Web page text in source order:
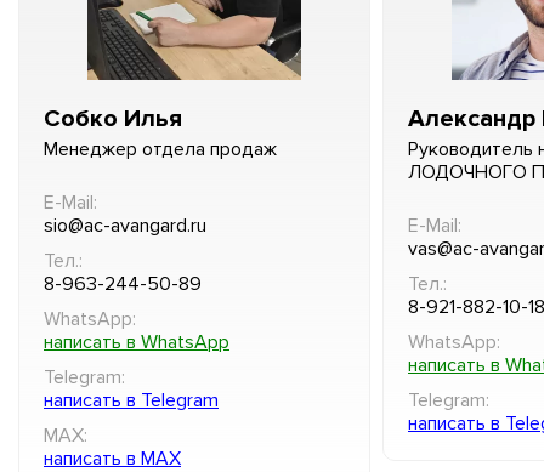
Собко Илья
Менеджер отдела продаж
E-Mail:
sio@ac-avangard.ru
Тел.:
8-963-244-50-89
WhatsApp:
написать в WhatsApp
Telegram:
написать в Telegram
MAX:
написать в MAX
Александр
Руководитель
ЛОДОЧНОГО
E-Mail:
vas@ac-
Тел.:
8-921-882-10-18
WhatsApp:
написать в
Telegram:
написать в